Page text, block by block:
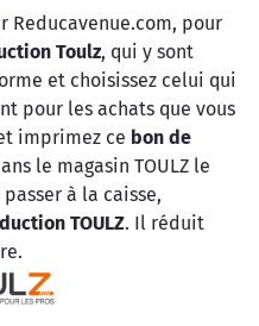
Reducavenue.com, pour
Toulz, qui y sont
et choisissez celui qui
pour les achats que vous
imprimez ce bon de
le magasin TOULZ le
à la caisse,
TOULZ. Il réduit